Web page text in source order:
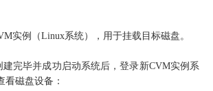
实例（Linux系统），用于挂载目标磁盘。
建完毕并成功启动系统后，登录新CVM实例系
看磁盘设备：